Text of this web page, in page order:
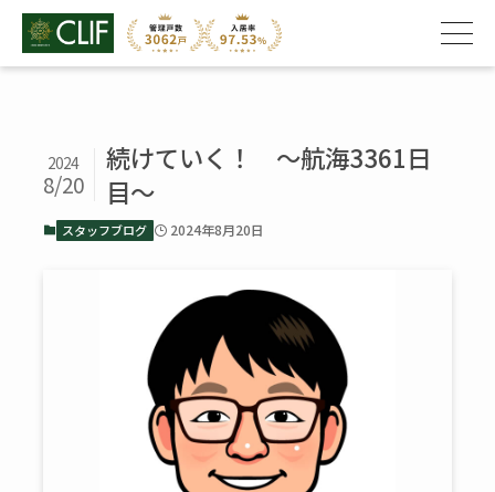
続けていく！ ～航海3361日
目～
2024
8/20
スタッフブログ 2024年8月20日